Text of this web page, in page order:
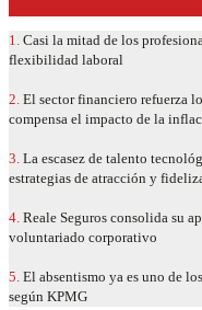
1. Casi la mitad de los
flexibilidad laboral
2. El sector financiero refuerza
compensa el impacto de la
3. La escasez de talento
estrategias de atracción y
4. Reale Seguros consolida su
voluntariado corporativo
5. El absentismo ya es uno de
según KPMG